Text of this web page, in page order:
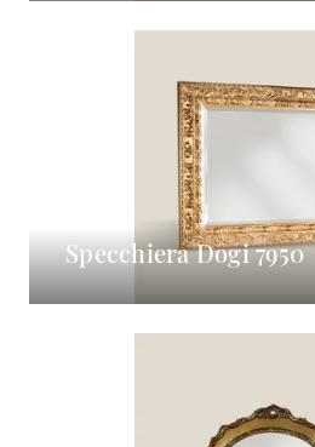
Specchiera Dogi 7950